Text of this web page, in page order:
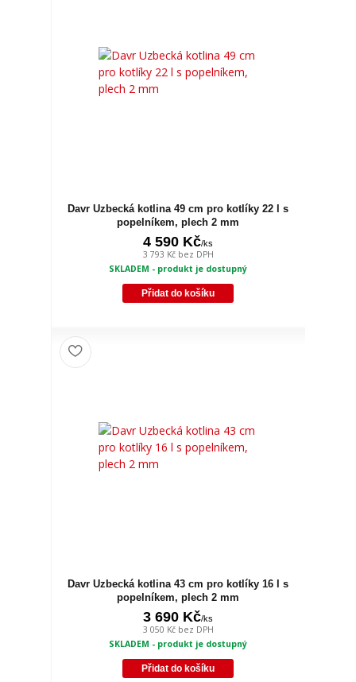
Davr Uzbecká kotlina 49 cm pro kotlíky 22 l s
popelníkem, plech 2 mm
4 590 Kč/ks
3 793 Kč bez DPH
SKLADEM - produkt je dostupný
Přidat do košíku
Davr Uzbecká kotlina 43 cm pro kotlíky 16 l s
popelníkem, plech 2 mm
3 690 Kč/ks
3 050 Kč bez DPH
SKLADEM - produkt je dostupný
Přidat do košíku